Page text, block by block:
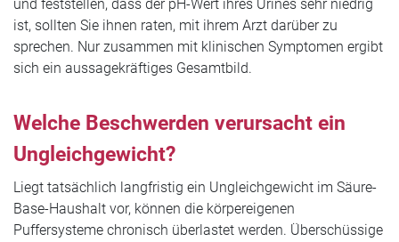
und feststellen, dass der pH-Wert ihres Urines sehr niedrig
ist, sollten Sie ihnen raten, mit ihrem Arzt darüber zu
sprechen. Nur zusammen mit klinischen Symptomen ergibt
sich ein aussagekräftiges Gesamtbild.
Welche Beschwerden verursacht ein
Ungleichgewicht?
Liegt tatsächlich langfristig ein Ungleichgewicht im Säure-
Base-Haushalt vor, können die körpereigenen
Puffersysteme chronisch überlastet werden. Überschüssige